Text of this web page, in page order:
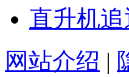
直升机
网站介绍 |